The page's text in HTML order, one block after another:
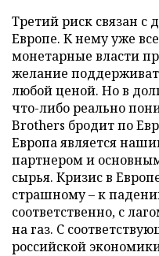
Третий риск связан с
Европе. К нему уже
монетарные власти
желание
любой ценой. Но в
что-либо реально
Brothers бродит по
Европа является
партнером и
сырья. Кризис в
страшному – к
соответственно, с
на газ. С
российской